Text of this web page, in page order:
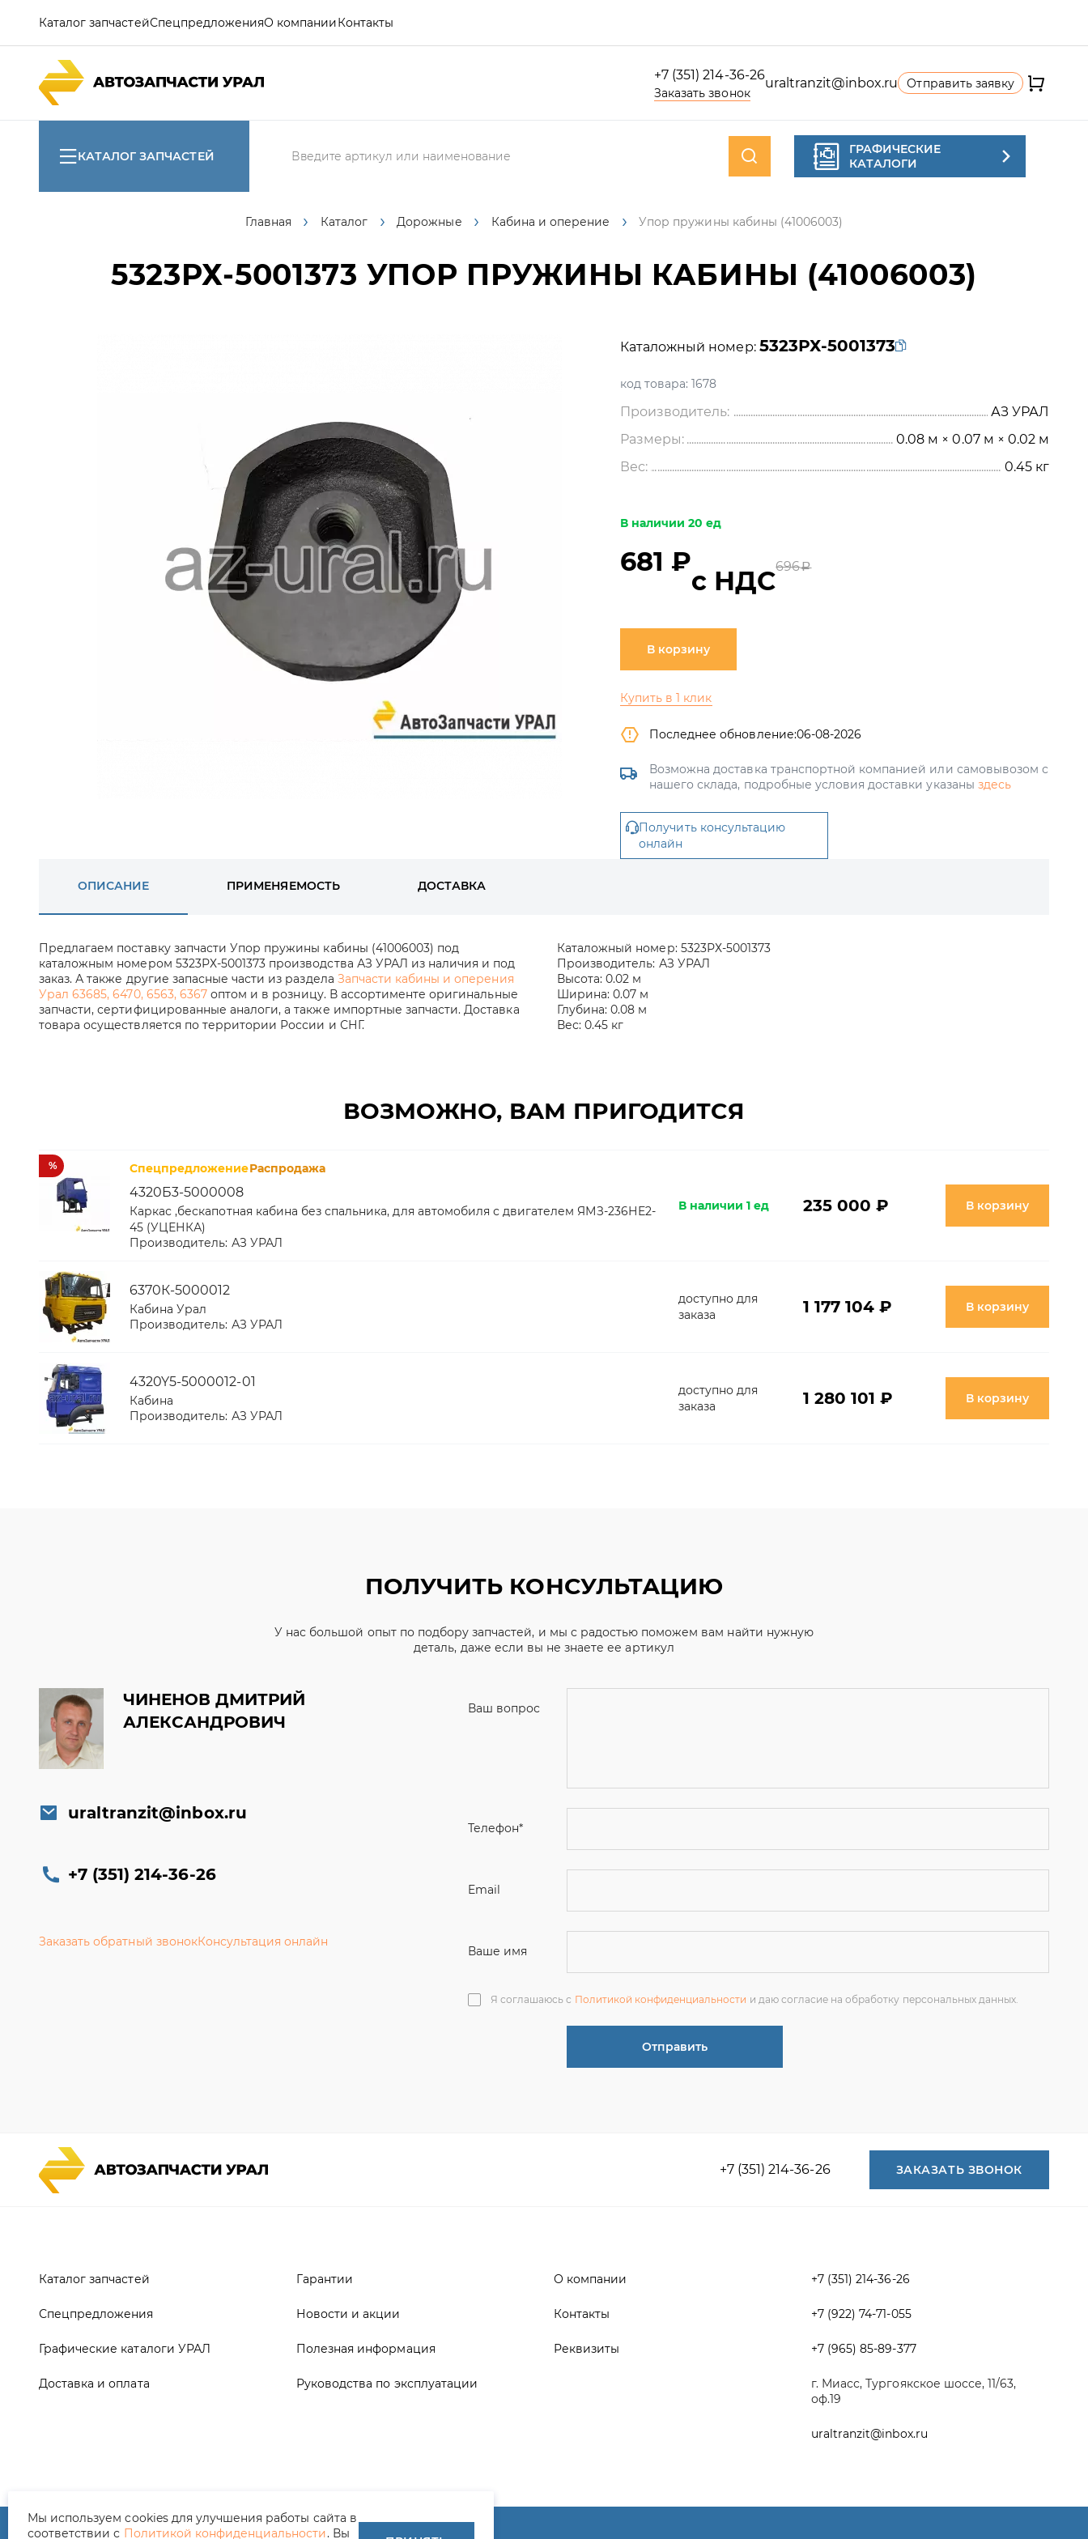
Каталог запчастейСпецпредложенияО компанииКонтакты
+7 (351) 214-36-26
Заказать звонок
uraltranzit@inbox.ru Отправить заявку
КАТАЛОГ ЗАПЧАСТЕЙ
ГРАФИЧЕСКИЕ
КАТАЛОГИ
Главная Каталог Дорожные Кабина и оперение Упор пружины кабины (41006003)
5323РХ-5001373 УПОР ПРУЖИНЫ КАБИНЫ (41006003)
Каталожный номер: 5323РХ-5001373
код товара: 1678
Производитель:
АЗ УРАЛ
Размеры:
0.08 м × 0.07 м × 0.02 м
Вес:
0.45 кг
В наличии 20 ед
681 ₽
с НДС696a
В корзину
Купить в 1 клик
Последнее обновление:06-08-2026
Возможна доставка транспортной компанией или самовывозом с
нашего склада, подробные условия доставки указаны здесь
Получить консультацию
онлайн
ОПИСАНИЕ ПРИМЕНЯЕМОСТЬ ДОСТАВКА
Предлагаем поставку запчасти Упор пружины кабины (41006003) под
каталожным номером 5323РХ-5001373 производства АЗ УРАЛ из наличия и под
заказ. А также другие запасные части из раздела Запчасти кабины и оперения
Урал 63685, 6470, 6563, 6367оптом и в розницу. В ассортименте оригинальные
запчасти, сертифицированные аналоги, а также импортные запчасти. Доставка
товара осуществляется по территории России и СНГ.
Каталожный номер: 5323РХ-5001373
Производитель: АЗ УРАЛ
Высота: 0.02 м
Ширина: 0.07 м
Глубина: 0.08 м
Вес: 0.45 кг
ВОЗМОЖНО, ВАМ ПРИГОДИТСЯ
% СпецпредложениеРаспродажа
4320Б3-5000008
Каркас ,бескапотная кабина без спальника, для автомобиля с двигателем ЯМЗ-236НЕ2-
45 (УЦЕНКА)
Производитель: АЗ УРАЛ
В наличии 1 ед 235 000 ₽ В корзину
6370К-5000012
Кабина Урал
Производитель: АЗ УРАЛ
доступно для
заказа
1 177 104 ₽ В корзину
4320Y5-5000012-01
Кабина
Производитель: АЗ УРАЛ
доступно для
заказа
1 280 101 ₽ В корзину
ПОЛУЧИТЬ КОНСУЛЬТАЦИЮ
У нас большой опыт по подбору запчастей, и мы с радостью поможем вам найти нужную
деталь, даже если вы не знаете ее артикул
ЧИНЕНОВ ДМИТРИЙ
АЛЕКСАНДРОВИЧ
uraltranzit@inbox.ru
+7 (351) 214-36-26
Заказать обратный звонокКонсультация онлайн
Ваш вопрос
Я соглашаюсь с
Отправить
Каталог запчастей +7 (351) 214-36-26
оф.19
uraltranzit@inbox.ru
Мы используем cookies для улучшения работы сайта в
соответствии с Политикой конфиденциальности. Вы